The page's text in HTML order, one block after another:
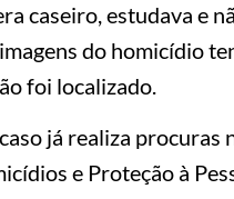
caseiro, estudava e
do homicídio
foi localizado.
já realiza procuras
e Proteção à